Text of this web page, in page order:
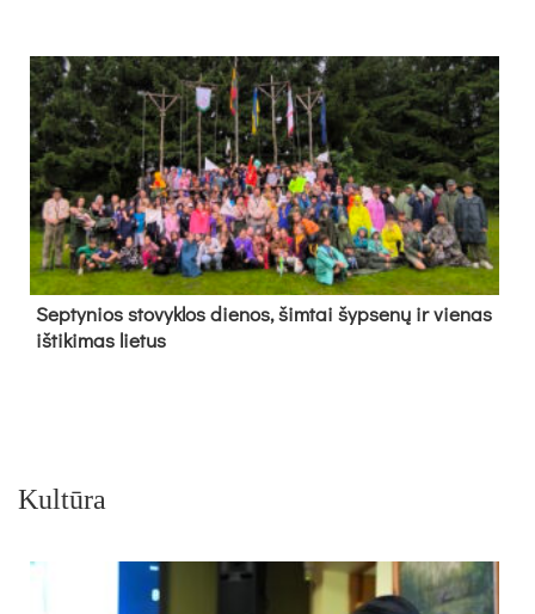
Sep­ty­nios sto­vyk­los die­nos, šim­tai šyp­se­nų ir vie­nas
iš­ti­ki­mas lie­tus
Kultūra